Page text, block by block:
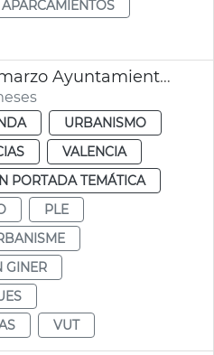
APARCAMIENTOS
Previa pleno mes marzo Ayuntamiento València
URBANISMO
VALENCIA
PORTADA TEMÁTICA
PLE
GINER
VUT